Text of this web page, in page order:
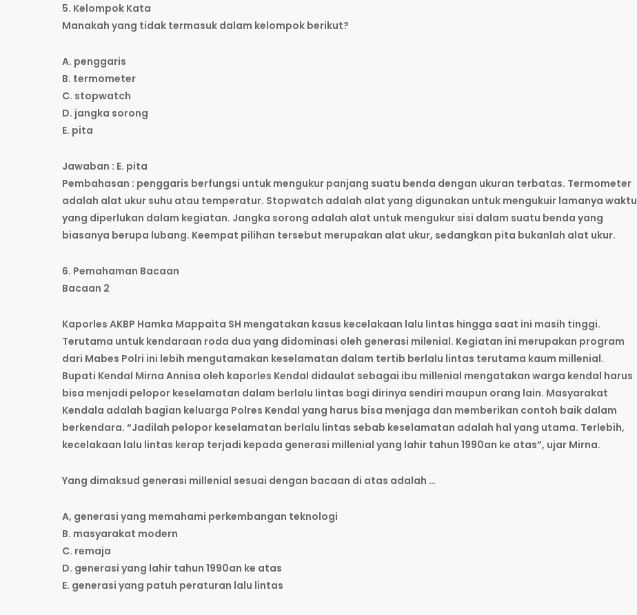
5. Kelompok Kata
Manakah yang tidak termasuk dalam kelompok berikut?
A. penggaris
B. termometer
C. stopwatch
D. jangka sorong
E. pita
Jawaban : E. pita
Pembahasan : penggaris berfungsi untuk mengukur panjang suatu benda dengan ukuran terbatas. Termometer
adalah alat ukur suhu atau temperatur. Stopwatch adalah alat yang digunakan untuk mengukuir lamanya waktu
yang diperlukan dalam kegiatan. Jangka sorong adalah alat untuk mengukur sisi dalam suatu benda yang
biasanya berupa lubang. Keempat pilihan tersebut merupakan alat ukur, sedangkan pita bukanlah alat ukur.
6. Pemahaman Bacaan
Bacaan 2
Kaporles AKBP Hamka Mappaita SH mengatakan kasus kecelakaan lalu lintas hingga saat ini masih tinggi.
Terutama untuk kendaraan roda dua yang didominasi oleh generasi milenial. Kegiatan ini merupakan program
dari Mabes Polri ini lebih mengutamakan keselamatan dalam tertib berlalu lintas terutama kaum millenial.
Bupati Kendal Mirna Annisa oleh kaporles Kendal didaulat sebagai ibu millenial mengatakan warga kendal harus
bisa menjadi pelopor keselamatan dalam berlalu lintas bagi dirinya sendiri maupun orang lain. Masyarakat
Kendala adalah bagian keluarga Polres Kendal yang harus bisa menjaga dan memberikan contoh baik dalam
berkendara. “Jadilah pelopor keselamatan berlalu lintas sebab keselamatan adalah hal yang utama. Terlebih,
kecelakaan lalu lintas kerap terjadi kepada generasi millenial yang lahir tahun 1990an ke atas”, ujar Mirna.
Yang dimaksud generasi millenial sesuai dengan bacaan di atas adalah …
A, generasi yang memahami perkembangan teknologi
B. masyarakat modern
C. remaja
D. generasi yang lahir tahun 1990an ke atas
E. generasi yang patuh peraturan lalu lintas